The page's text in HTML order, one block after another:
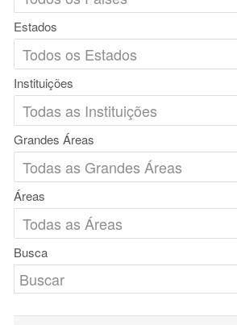
Estados
Instituições
Grandes Áreas
Áreas
Busca